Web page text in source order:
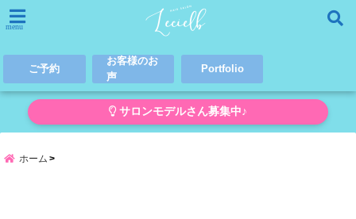
menu
ご予約
お客様のお
声
Portfolio
サロンモデルさん募集中♪
ホーム